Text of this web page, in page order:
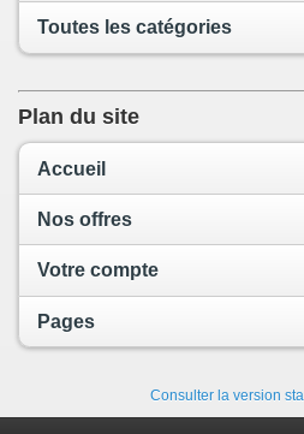
Toutes les catégories
Plan du site
Accueil
Nos offres
Votre compte
Pages
Consulter la version